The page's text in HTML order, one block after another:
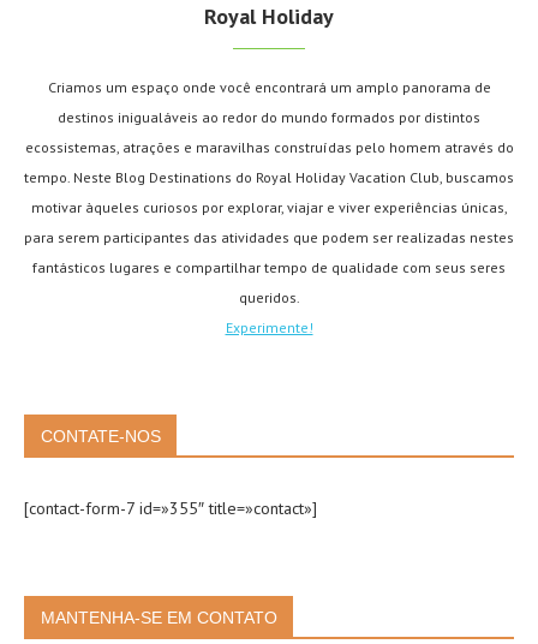
Royal Holiday
Criamos um espaço onde você encontrará um amplo panorama de
destinos inigualáveis ao redor do mundo formados por distintos
ecossistemas, atrações e maravilhas construídas pelo homem através do
tempo. Neste Blog Destinations do Royal Holiday Vacation Club, buscamos
motivar àqueles curiosos por explorar, viajar e viver experiências únicas,
para serem participantes das atividades que podem ser realizadas nestes
fantásticos lugares e compartilhar tempo de qualidade com seus seres
queridos.
Experimente!
CONTATE-NOS
[contact-form-7 id=»355″ title=»contact»]
MANTENHA-SE EM CONTATO